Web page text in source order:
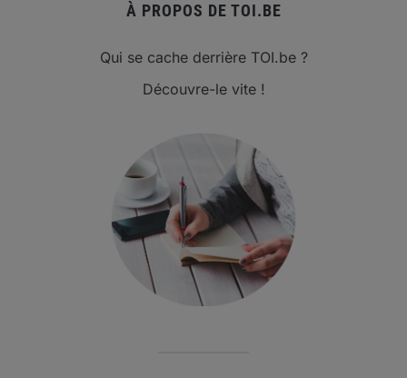
À PROPOS DE TOI.BE
Qui se cache derrière TOI.be ?
Découvre-le vite !